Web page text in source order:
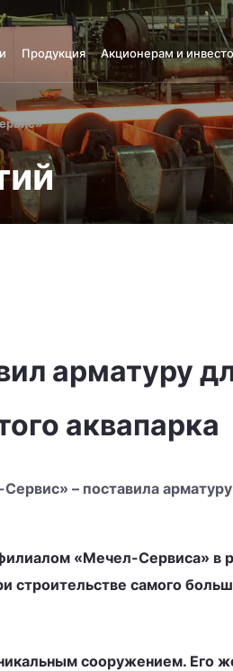
Продукция Акционерам и
арматуру
аквапарка
– поставила арматуру
«Мечел-Сервиса» в
самого
сооружением. Его